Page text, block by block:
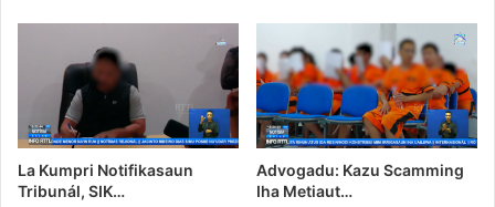
La Kumpri Notifikasaun
Tribunál, SIK…
Advogadu: Kazu Scamming
Iha Metiaut…